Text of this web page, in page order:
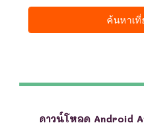
ดาวน์โหลด Android